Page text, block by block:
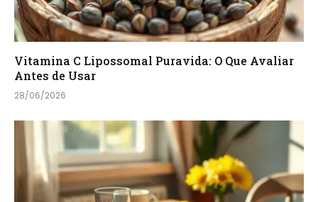
Vitamina C Lipossomal Puravida: O Que Avaliar
Antes de Usar
28/06/2026